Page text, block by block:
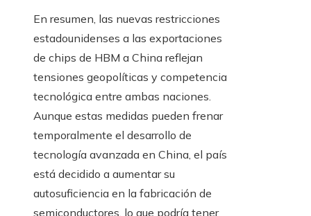
En resumen, las nuevas restricciones
estadounidenses a las exportaciones
de chips de HBM a China reflejan
tensiones geopolíticas y competencia
tecnológica entre ambas naciones.
Aunque estas medidas pueden frenar
temporalmente el desarrollo de
tecnología avanzada en China, el país
está decidido a aumentar su
autosuficiencia en la fabricación de
semiconductores, lo que podría tener